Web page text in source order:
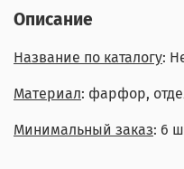
Описание
Название по каталогу:
Материал: фарфор,
Минимальный заказ: 6